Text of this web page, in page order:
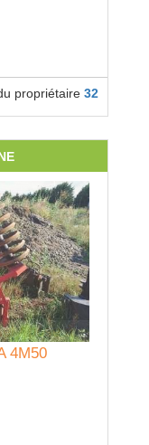
propriétaire 32
4M50
/ pose à